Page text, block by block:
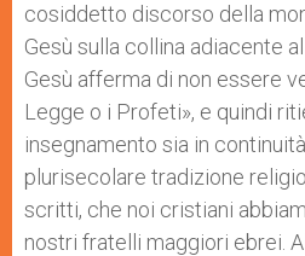
cosiddetto discorso della
Gesù sulla collina adiacente
Gesù afferma di non essere
Legge o i Profeti», e quindi
insegnamento sia in
plurisecolare tradizione
scritti, che noi cristiani
nostri fratelli maggiori ebrei.